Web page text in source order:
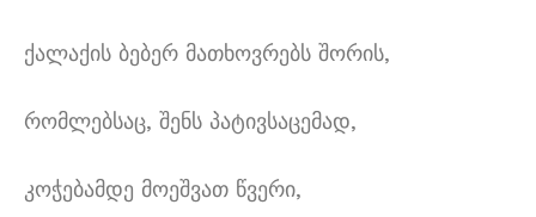
ქალაქის ბებერ მათხოვრებს შორის,
რომლებსაც, შენს პატივსაცემად,
კოჭებამდე მოეშვათ წვერი,